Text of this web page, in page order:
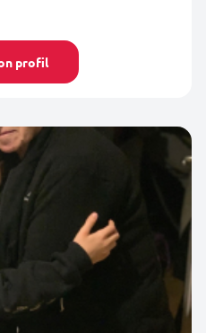
profil